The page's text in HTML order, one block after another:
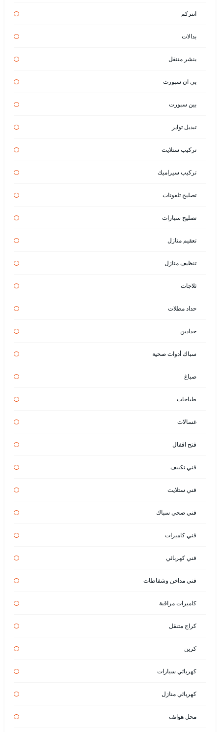
انتركم
بدالات
بنشر متنقل
بي ان سبورت
بين سبورت
تبديل تواير
تركيب ستلايت
تركيب سيراميك
تصليح تلفونات
تصليح سيارات
تعقيم منازل
تنظيف منازل
ثلاجات
حداد مظلات
حدادين
سباك أدوات صحية
صباغ
طباخات
غسالات
فتح اقفال
فني تكييف
فني ستلايت
فني صحي سباك
فني كاميرات
فني كهربائي
فني مداخن وشفاطات
كاميرات مراقبة
كراج متنقل
كرين
كهربائي سيارات
كهربائي منازل
محل هواتف